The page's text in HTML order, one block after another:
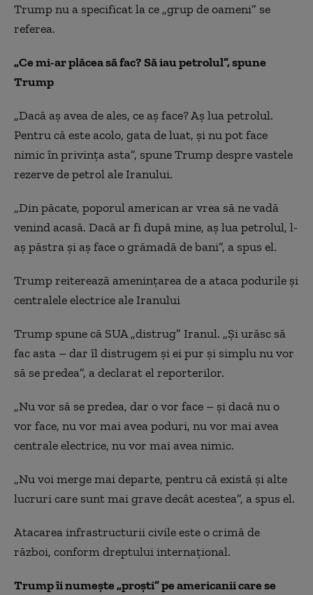
Trump nu a specificat la ce „grup de oameni” se
referea.
„Ce mi-ar plăcea să fac? Să iau petrolul”, spune
Trump
„Dacă aș avea de ales, ce aș face? Aș lua petrolul.
Pentru că este acolo, gata de luat, și nu pot face
nimic în privința asta”, spune Trump despre vastele
rezerve de petrol ale Iranului.
„Din păcate, poporul american ar vrea să ne vadă
venind acasă. Dacă ar fi după mine, aș lua petrolul, l-
aș păstra și aș face o grămadă de bani”, a spus el.
Trump reiterează amenințarea de a ataca podurile și
centralele electrice ale Iranului
Trump spune că SUA „distrug” Iranul. „Și urăsc să
fac asta – dar îl distrugem și ei pur și simplu nu vor
să se predea”, a declarat el reporterilor.
„Nu vor să se predea, dar o vor face – și dacă nu o
vor face, nu vor mai avea poduri, nu vor mai avea
centrale electrice, nu vor mai avea nimic.
„Nu voi merge mai departe, pentru că există și alte
lucruri care sunt mai grave decât acestea”, a spus el.
Atacarea infrastructurii civile este o crimă de
război, conform dreptului internațional.
Trump îi numește „proști” pe americanii care se